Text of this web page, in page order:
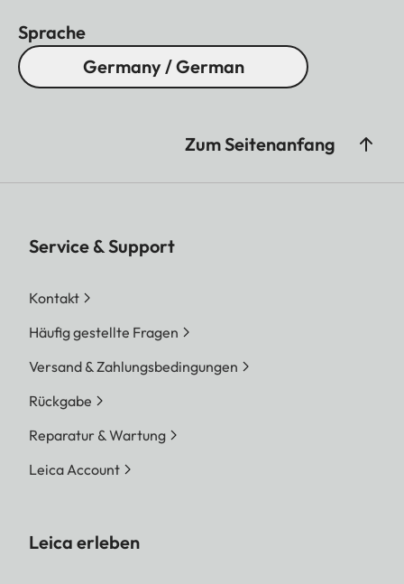
Sprache
Germany / German
Zum Seitenanfang
Service & Support
Kontakt
Häufig gestellte Fragen
Versand & Zahlungsbedingungen
Rückgabe
Reparatur & Wartung
Leica Account
Leica erleben